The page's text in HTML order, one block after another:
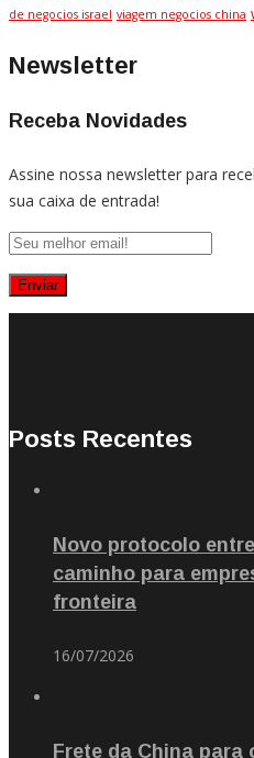
de negocios israel viagem negocios china
Newsletter
Receba Novidades
Assine nossa newsletter para
sua caixa de entrada!
Posts Recentes
Novo protocolo
caminho para
fronteira
16/07/2026
Frete da China para